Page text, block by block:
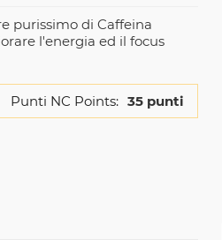
purissimo di Caffeina
l'energia ed il focus
Punti NC Points: 35 punti